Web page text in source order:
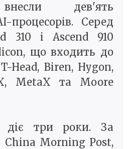
дев'ять
процесорів. Серед
310 і Ascend 910
що входить до
Head, Biren, Hygon,
MetaX та Moore
діє три роки. За
Morning Post,